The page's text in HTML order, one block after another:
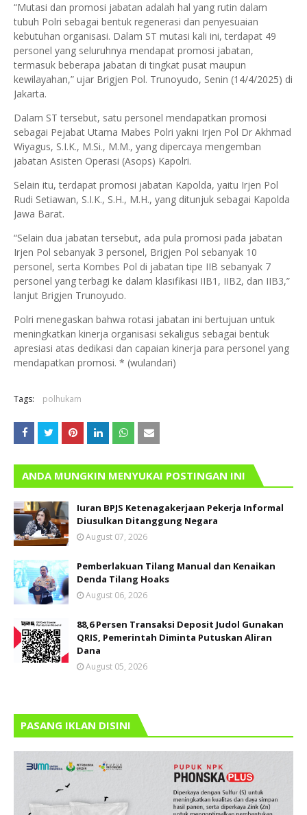
“Mutasi dan promosi jabatan adalah hal yang rutin dalam
tubuh Polri sebagai bentuk regenerasi dan penyesuaian
kebutuhan organisasi. Dalam ST mutasi kali ini, terdapat 49
personel yang seluruhnya mendapat promosi jabatan,
termasuk beberapa jabatan di tingkat pusat maupun
kewilayahan,” ujar Brigjen Pol. Trunoyudo, Senin (14/4/2025) di
Jakarta.
Dalam ST tersebut, satu personel mendapatkan promosi
sebagai Pejabat Utama Mabes Polri yakni Irjen Pol Dr Akhmad
Wiyagus, S.I.K., M.Si., M.M., yang dipercaya mengemban
jabatan Asisten Operasi (Asops) Kapolri.
Selain itu, terdapat promosi jabatan Kapolda, yaitu Irjen Pol
Rudi Setiawan, S.I.K., S.H., M.H., yang ditunjuk sebagai Kapolda
Jawa Barat.
“Selain dua jabatan tersebut, ada pula promosi pada jabatan
Irjen Pol sebanyak 3 personel, Brigjen Pol sebanyak 10
personel, serta Kombes Pol di jabatan tipe IIB sebanyak 7
personel yang terbagi ke dalam klasifikasi IIB1, IIB2, dan IIB3,”
lanjut Brigjen Trunoyudo.
Polri menegaskan bahwa rotasi jabatan ini bertujuan untuk
meningkatkan kinerja organisasi sekaligus sebagai bentuk
apresiasi atas dedikasi dan capaian kinerja para personel yang
mendapatkan promosi. * (wulandari)
Tags: polhukam
ANDA MUNGKIN MENYUKAI POSTINGAN INI
Iuran BPJS Ketenagakerjaan Pekerja Informal
Diusulkan Ditanggung Negara
August 07, 2026
Pemberlakuan Tilang Manual dan Kenaikan
Denda Tilang Hoaks
August 06, 2026
88,6 Persen Transaksi Deposit Judol Gunakan
QRIS, Pemerintah Diminta Putuskan Aliran
Dana
August 05, 2026
PASANG IKLAN DISINI